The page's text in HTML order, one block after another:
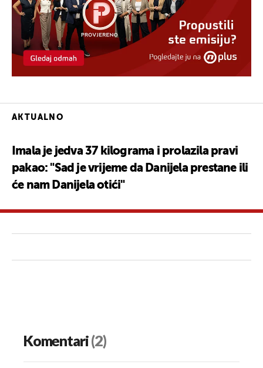
AKTUALNO
Imala je jedva 37 kilograma i prolazila pravi
pakao: "Sad je vrijeme da Danijela prestane ili
će nam Danijela otići"
Komentari(2)